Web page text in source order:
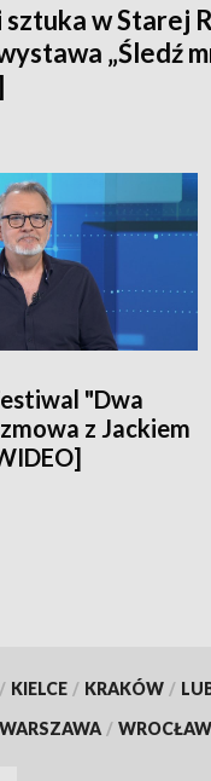
w Starej
„Śledź
"Dwa
z Jackiem
/ KIELCE / KRAKÓW /
WARSZAWA / WROCŁAW